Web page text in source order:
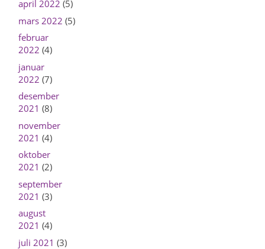
april 2022 (5)
mars 2022 (5)
februar
2022 (4)
januar
2022 (7)
desember
2021 (8)
november
2021 (4)
oktober
2021 (2)
september
2021 (3)
august
2021 (4)
juli 2021 (3)